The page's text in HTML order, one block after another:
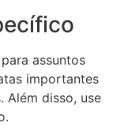
assuntos
importantes
Além disso, use